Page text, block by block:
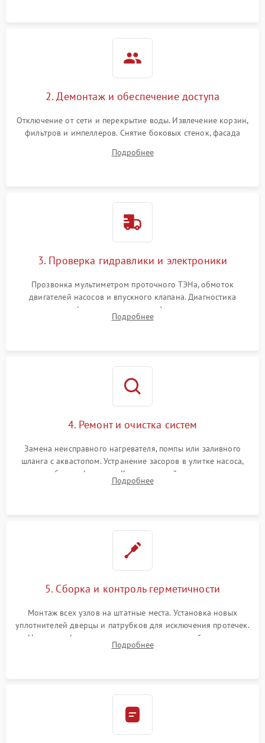
2. Демонтаж и обеспечение доступа
Отключение от сети и перекрытие воды. Извлечение корзин,
фильтров и импеллеров. Снятие боковых стенок, фасада
циркуляционному насосу, ТЭНу и сливной помпе.
Подробнее
3. Проверка гидравлики и электроники
Прозвонка мультиметром проточного ТЭНа, обмоток
двигателей насосов и впускного клапана. Диагностика
прессостата (датчика уровня воды), датчика мутности,
концевика дверцы и электронного модуля управления.
Подробнее
4. Ремонт и очистка систем
Замена неисправного нагревателя, помпы или заливного
шланга с аквастопом. Устранение засоров в улитке насоса,
патрубках и фильтрах. Компонентный ремонт платы
управления, восстановление поврежденной проводки.
Подробнее
5. Сборка и контроль герметичности
Монтаж всех узлов на штатные места. Установка новых
уплотнителей дверцы и патрубков для исключения протечек.
Надежная фиксация хомутов гидравлической системы,
сборка корпуса и установка датчика поплавка.
Подробнее